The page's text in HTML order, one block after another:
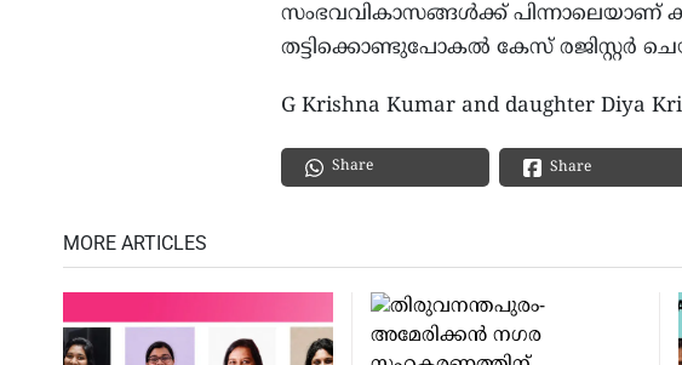
സംഭവവികാസങ്ങള്‍ക്ക്
തട്ടിക്കൊണ്ടുപോകല്‍ കേസ് രജിസ്റ്റര്‍
G Krishna Kumar and daughter Diya
Share Share
MORE ARTICLES